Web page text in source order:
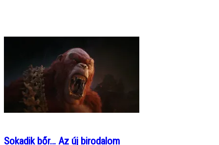
Sokadik bőr… Az új birodalom